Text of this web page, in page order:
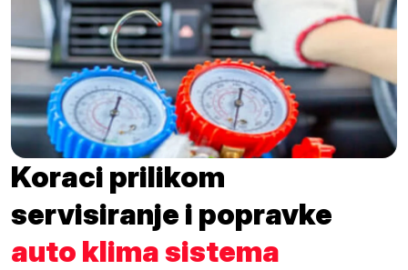
Koraci prilikom
servisiranje i popravke
auto klima sistema